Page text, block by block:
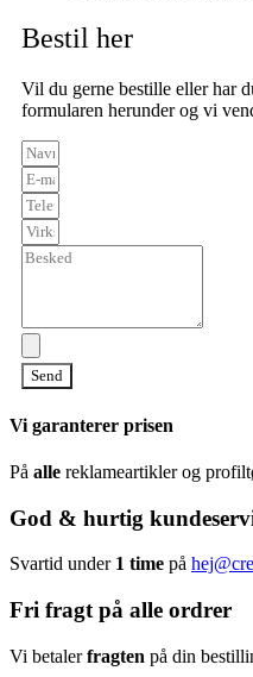
Bestil her
Vil du gerne bestille eller har
formularen herunder og vi
Send
Vi garanterer prisen
På alle reklameartikler og
God & hurtig
Svartid under 1 time på
Fri fragt på alle ordrer
Vi betalerfragten på din